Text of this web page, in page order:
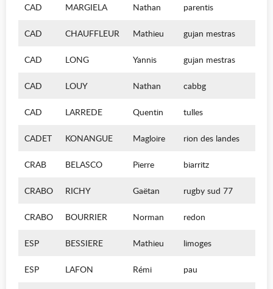
CAD MARGIELA Nathan parentis
CAD CHAUFFLEUR Mathieu gujan mestras
CAD LONG Yannis gujan mestras
CAD LOUY Nathan cabbg
CAD LARREDE Quentin tulles
CADET KONANGUE Magloire rion des landes
CRAB BELASCO Pierre biarritz
CRABO RICHY Gaëtan rugby sud 77
CRABO BOURRIER Norman redon
ESP BESSIERE Mathieu limoges
ESP LAFON Rémi pau